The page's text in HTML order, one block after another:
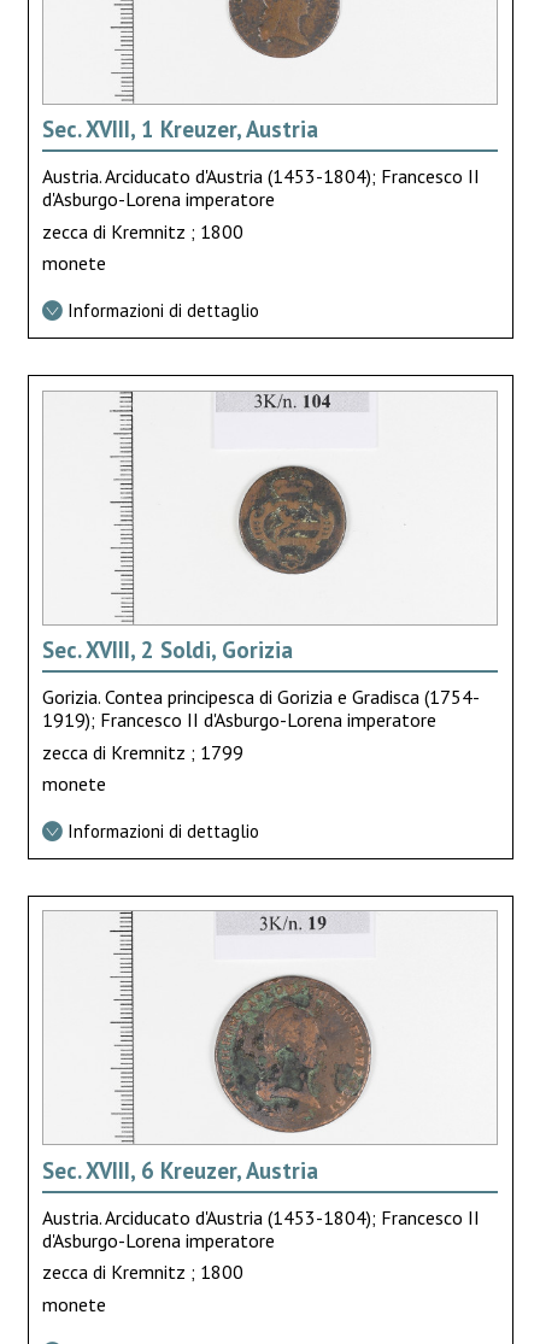
Sec. XVIII, 1 Kreuzer, Austria
Austria. Arciducato d'Austria (1453-1804); Francesco II
d'Asburgo-Lorena imperatore
zecca di Kremnitz ; 1800
monete
Informazioni di dettaglio
Sec. XVIII, 2 Soldi, Gorizia
Gorizia. Contea principesca di Gorizia e Gradisca (1754-
1919); Francesco II d'Asburgo-Lorena imperatore
zecca di Kremnitz ; 1799
monete
Informazioni di dettaglio
Sec. XVIII, 6 Kreuzer, Austria
Austria. Arciducato d'Austria (1453-1804); Francesco II
d'Asburgo-Lorena imperatore
zecca di Kremnitz ; 1800
monete